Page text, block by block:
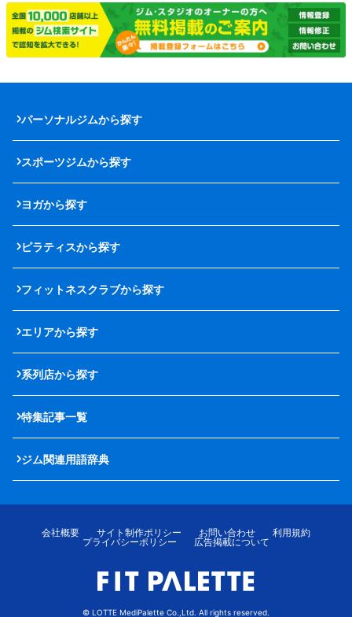
パーソナルジムから探す
スポーツジムから探す
ヨガから探す
ピラティスから探す
フィットネスクラブから探す
エリアから探す
系列店から探す
特集記事一覧
ジム関連用語辞典
会社概要 サイト制作ポリシー お問い合わせ
利用規約
プライバシーポリシー
広告掲載について
© LOTTE MediPalette Co.,Ltd. All rights reserved.